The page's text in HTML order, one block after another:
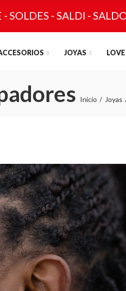
- SOLDES - SALDI -
JOYAS
Inicio Joyas